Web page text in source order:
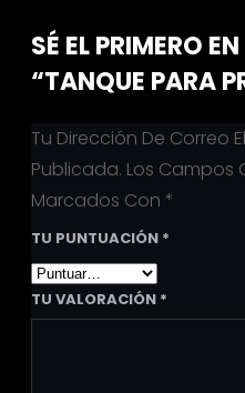
SÉ EL PRIMERO
“TANQUE PARA
Tu Dirección De Correo
Publicada. Los Campos
Marcados Con *
TU PUNTUACIÓN *
TU VALORACIÓN *